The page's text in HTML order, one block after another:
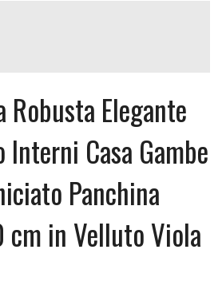
Robusta Elegante
Casa Gambe
Panchina
cm in Velluto Viola